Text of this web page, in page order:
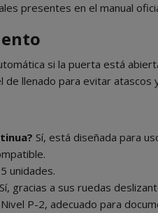
presentes en el manual
si la puerta está
de llenado para evitar
Sí, está diseñada para
5 unidades.
Sí, gracias a sus ruedas
Nivel P-2, adecuado para